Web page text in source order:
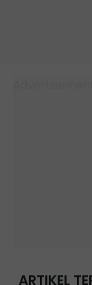
ARTIKEL